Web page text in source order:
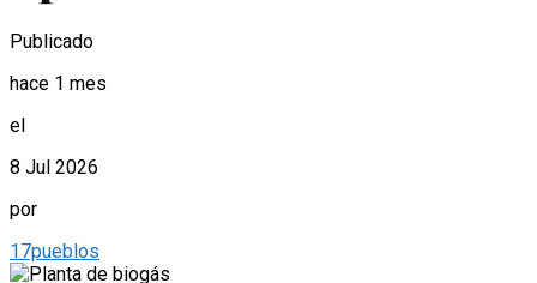
Publicado
hace 1 mes
el
8 Jul 2026
por
17pueblos